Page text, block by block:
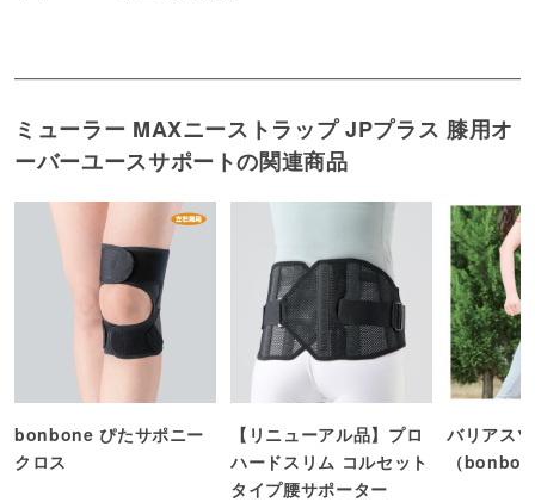
ミューラー MAXニーストラップ JPプラス 膝用オ
ーバーユースサポートの関連商品
bonbone ぴたサポニー
クロス
【リニューアル品】プロ
ハードスリム コルセット
タイプ腰サポーター
バリアス
（